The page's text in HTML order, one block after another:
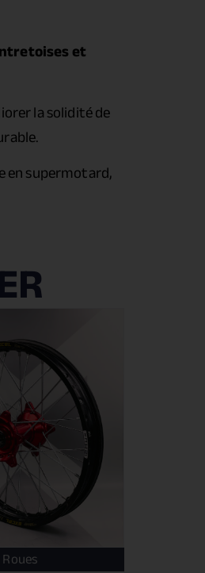
et
la solidité de
en supermotard,
Roues